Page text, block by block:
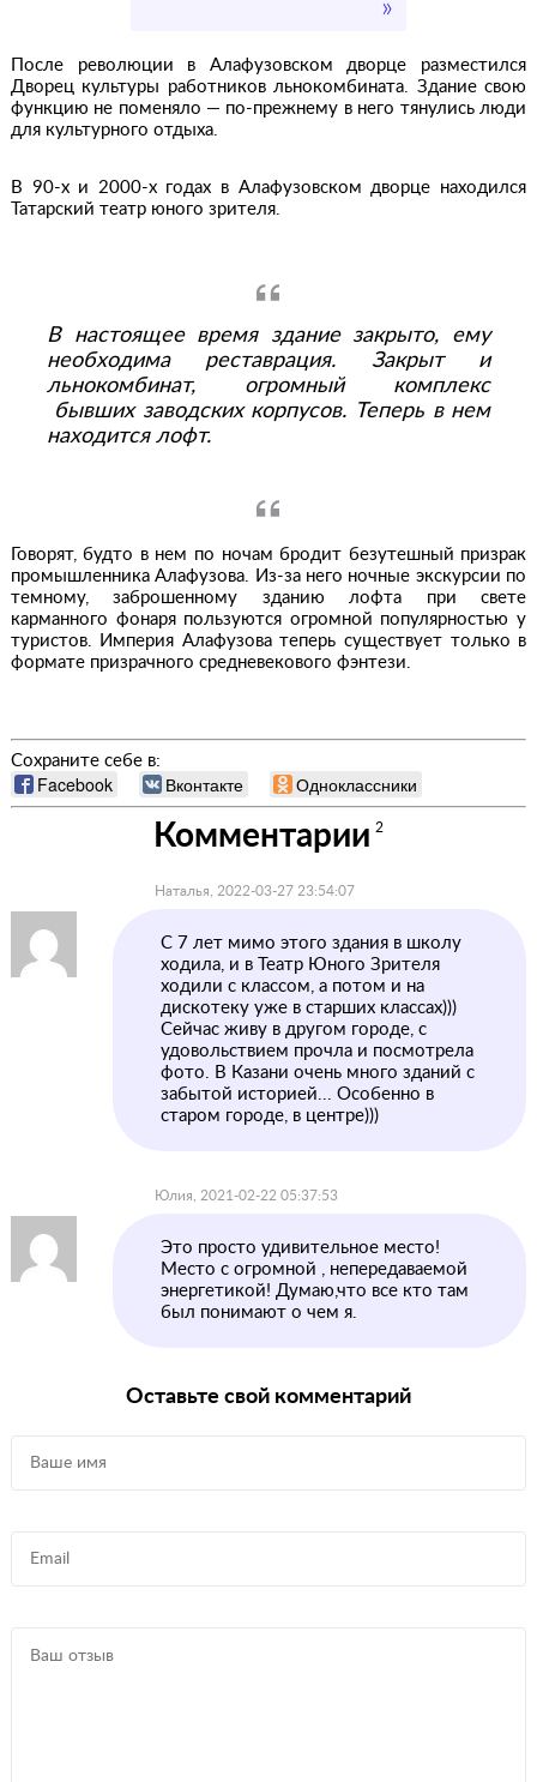
После революции в Алафузовском дворце разместился
Дворец культуры работников льнокомбината. Здание свою
функцию не поменяло — по-прежнему в него тянулись люди
для культурного отдыха.
В 90-х и 2000-х годах в Алафузовском дворце находился
Татарский театр юного зрителя.
В настоящее время здание закрыто, ему
необходима реставрация. Закрыт и
льнокомбинат, огромный комплекс
бывших заводских корпусов. Теперь в нем
находится лофт.
Говорят, будто в нем по ночам бродит безутешный призрак
промышленника Алафузова. Из-за него ночные экскурсии по
темному, заброшенному зданию лофта при свете
карманного фонаря пользуются огромной популярностью у
туристов. Империя Алафузова теперь существует только в
формате призрачного средневекового фэнтези.
Сохраните себе в:
Facebook Вконтакте Одноклассники
Комментарии 2
Наталья, 2022-03-27 23:54:07
С 7 лет мимо этого здания в школу
ходила, и в Театр Юного Зрителя
ходили с классом, а потом и на
дискотеку уже в старших классах)))
Сейчас живу в другом городе, с
удовольствием прочла и посмотрела
фото. В Казани очень много зданий с
забытой историей... Особенно в
старом городе, в центре)))
Юлия, 2021-02-22 05:37:53
Это просто удивительное место!
Место с огромной , непередаваемой
энергетикой! Думаю,что все кто там
был понимают о чем я.
Оставьте свой комментарий